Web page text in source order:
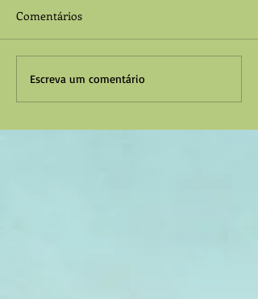
Comentários
Escreva um comentário